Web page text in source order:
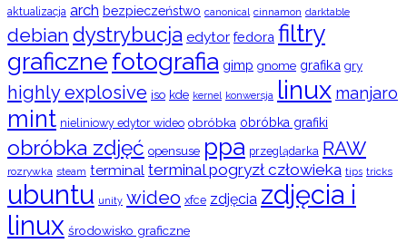
aktualizacja arch bezpieczeństwo canonical cinnamon darktable
debian dystrybucja edytor fedora filtry
graficznefotografia gimp gnome grafika gry
highly explosive iso kde kernel konwersja linux manjaro
mint nieliniowy edytor wideo obróbka obróbka grafiki
obróbka zdjęć opensuse ppa przeglądarka RAW
rozrywka steam terminal terminal pogryzł człowieka tips tricks
ubuntu unity wideo xfce zdjęcia zdjęcia i
linux środowisko graficzne